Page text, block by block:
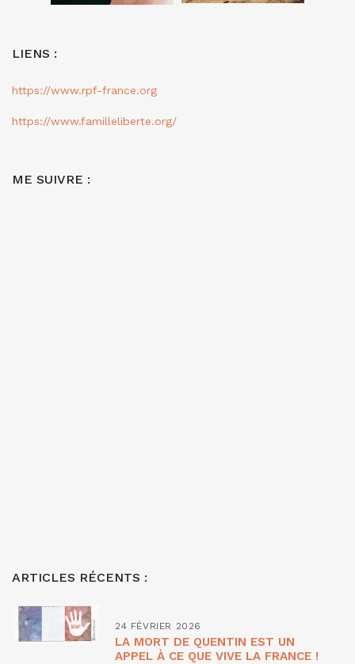
LIENS :
https://www.rpf-france.org
https://www.familleliberte.org/
ME SUIVRE :
ARTICLES RÉCENTS :
24 FÉVRIER 2026
LA MORT DE QUENTIN EST UN
APPEL À CE QUE VIVE LA FRANCE !